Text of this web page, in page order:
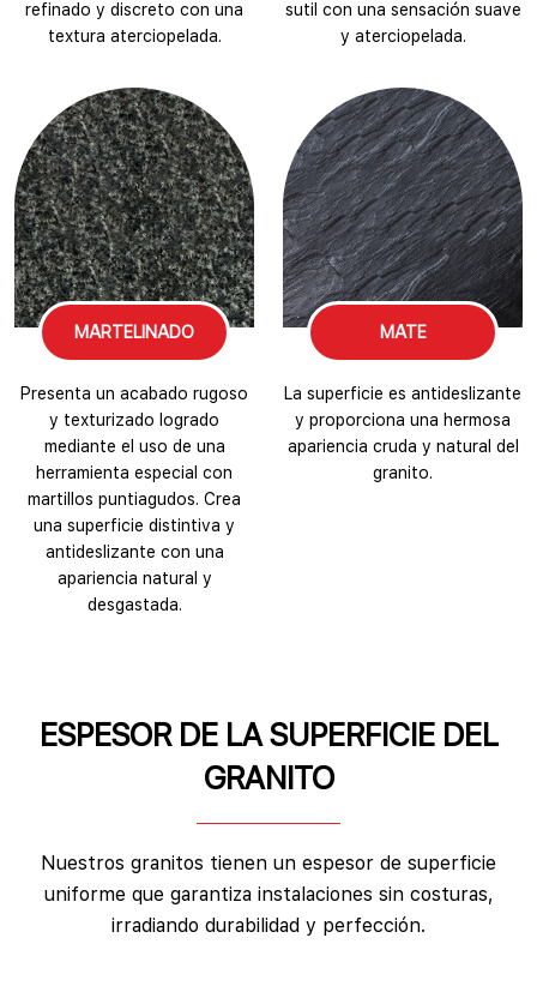
refinado y discreto con una
textura aterciopelada.
sutil con una sensación suave
y aterciopelada.
MARTELINADO
Presenta un acabado rugoso
y texturizado logrado
mediante el uso de una
herramienta especial con
martillos puntiagudos. Crea
una superficie distintiva y
antideslizante con una
apariencia natural y
desgastada.
MATE
La superficie es antideslizante
y proporciona una hermosa
apariencia cruda y natural del
granito.
ESPESOR DE LA SUPERFICIE DEL
GRANITO
Nuestros granitos tienen un espesor de superficie
uniforme que garantiza instalaciones sin costuras,
irradiando durabilidad y perfección.